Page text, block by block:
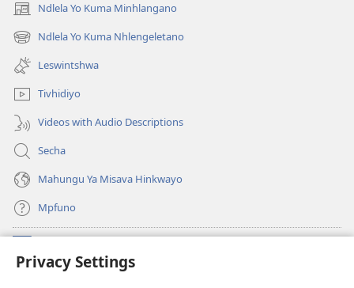
Privacy Settings
Ndlela Yo Kuma Minhlangano
(opens
new
window)
Ndlela Yo Kuma Nhlengeletano
(opens
new
window)
Leswintshwa
Tivhidiyo
Videos with Audio Descriptions
Secha
Mahungu Ya Misava Hinkwayo
Mpfuno
(opens
new